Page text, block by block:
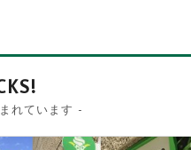
れています -